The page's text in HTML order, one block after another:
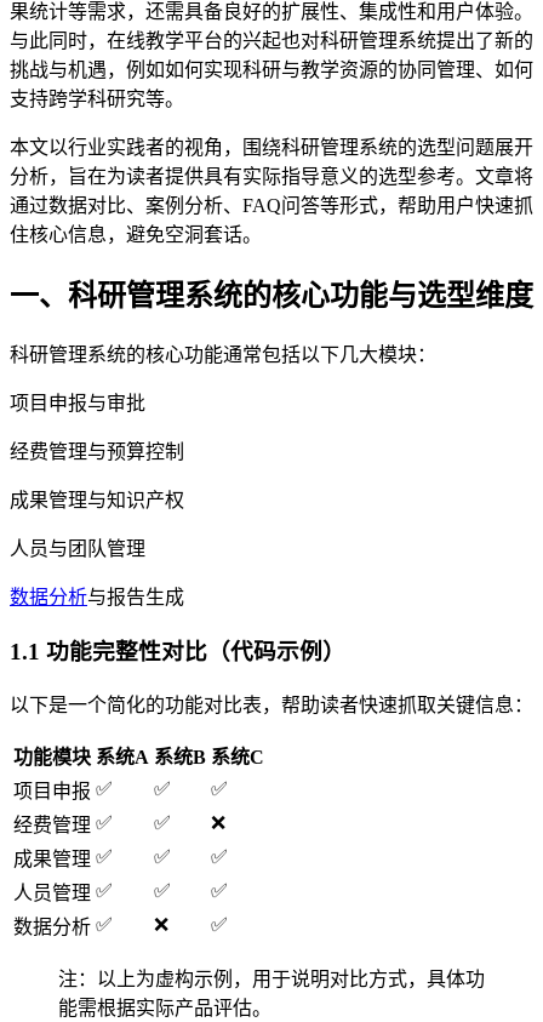
果统计等需求，还需具备良好的扩展性、集成性和用户体验。
与此同时，在线教学平台的兴起也对科研管理系统提出了新的
挑战与机遇，例如如何实现科研与教学资源的协同管理、如何
支持跨学科研究等。
本文以行业实践者的视角，围绕科研管理系统的选型问题展开
分析，旨在为读者提供具有实际指导意义的选型参考。文章将
通过数据对比、案例分析、FAQ问答等形式，帮助用户快速抓
住核心信息，避免空洞套话。
一、科研管理系统的核心功能与选型维度
科研管理系统的核心功能通常包括以下几大模块：
项目申报与审批
经费管理与预算控制
成果管理与知识产权
人员与团队管理
数据分析与报告生成
1.1 功能完整性对比（代码示例）
以下是一个简化的功能对比表，帮助读者快速抓取关键信息：
功能模块 系统A 系统B 系统C
项目申报 ✅ ✅
✅
经费管理 ✅ ✅
❌
成果管理 ✅ ✅
✅
人员管理 ✅ ✅
✅
数据分析 ✅ ❌ ✅
注：以上为虚构示例，用于说明对比方式，具体功
能需根据实际产品评估。